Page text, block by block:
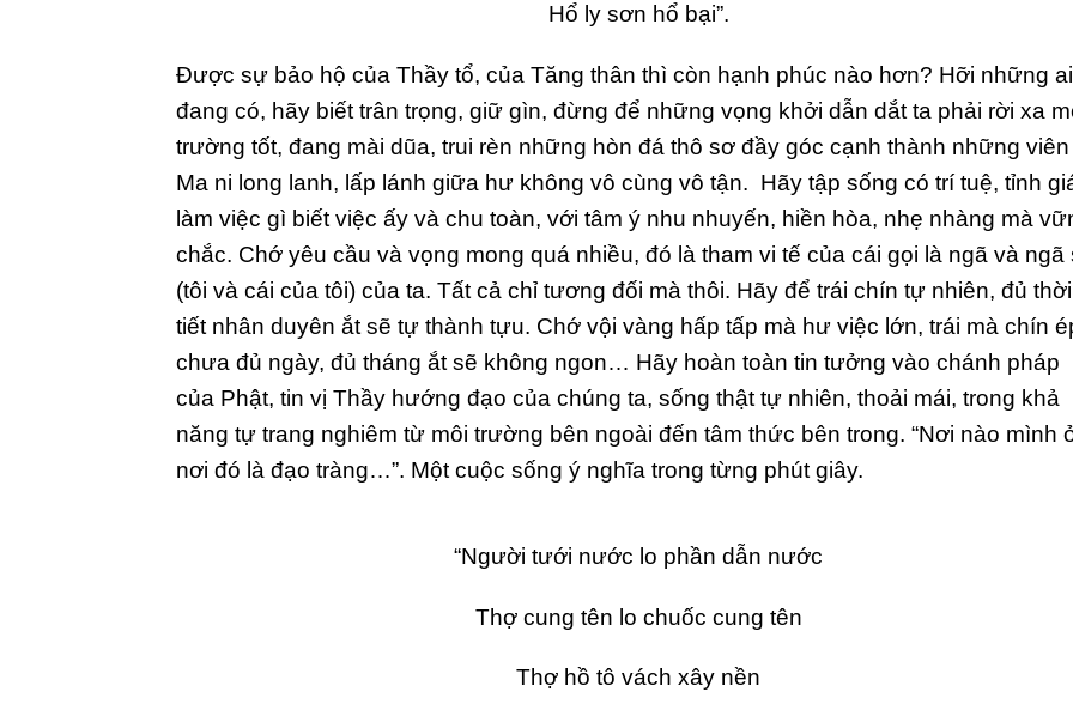
Hổ ly sơn hổ bại”.
Được sự bảo hộ của Thầy tổ, của Tăng thân thì còn hạnh phúc nào hơn? Hỡi những ai
đang có, hãy biết trân trọng, giữ gìn, đừng để những vọng khởi dẫn dắt ta phải rời xa
trường tốt, đang mài dũa, trui rèn những hòn đá thô sơ đầy góc cạnh thành những viên
Ma ni long lanh, lấp lánh giữa hư không vô cùng vô tận. Hãy tập sống có trí tuệ, tỉnh
làm việc gì biết việc ấy và chu toàn, với tâm ý nhu nhuyến, hiền hòa, nhẹ nhàng mà
chắc. Chớ yêu cầu và vọng mong quá nhiều, đó là tham vi tế của cái gọi là ngã và ngã
(tôi và cái của tôi) của ta. Tất cả chỉ tương đối mà thôi. Hãy để trái chín tự nhiên, đủ thời
tiết nhân duyên ắt sẽ tự thành tựu. Chớ vội vàng hấp tấp mà hư việc lớn, trái mà chín
chưa đủ ngày, đủ tháng ắt sẽ không ngon… Hãy hoàn toàn tin tưởng vào chánh pháp
của Phật, tin vị Thầy hướng đạo của chúng ta, sống thật tự nhiên, thoải mái, trong khả
năng tự trang nghiêm từ môi trường bên ngoài đến tâm thức bên trong. “Nơi nào mình
nơi đó là đạo tràng…”. Một cuộc sống ý nghĩa trong từng phút giây.
“Người tưới nước lo phần dẫn nước
Thợ cung tên lo chuốc cung tên
Thợ hồ tô vách xây nền